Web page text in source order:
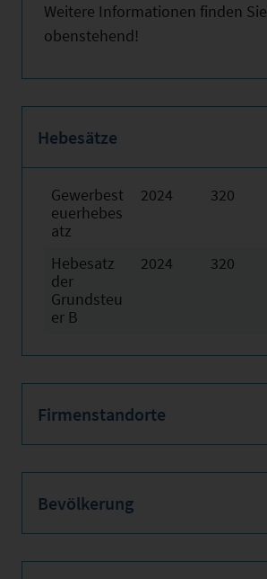
Weitere Informationen finden Sie
obenstehend!
Hebesätze
Gewerbest
euerhebes
atz
2024 320
Hebesatz
der
Grundsteu
er B
2024 320
Firmenstandorte
Bevölkerung